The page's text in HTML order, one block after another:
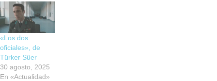
«Los dos
oficiales», de
Türker Süer
30 agosto, 2025
En «Actualidad»